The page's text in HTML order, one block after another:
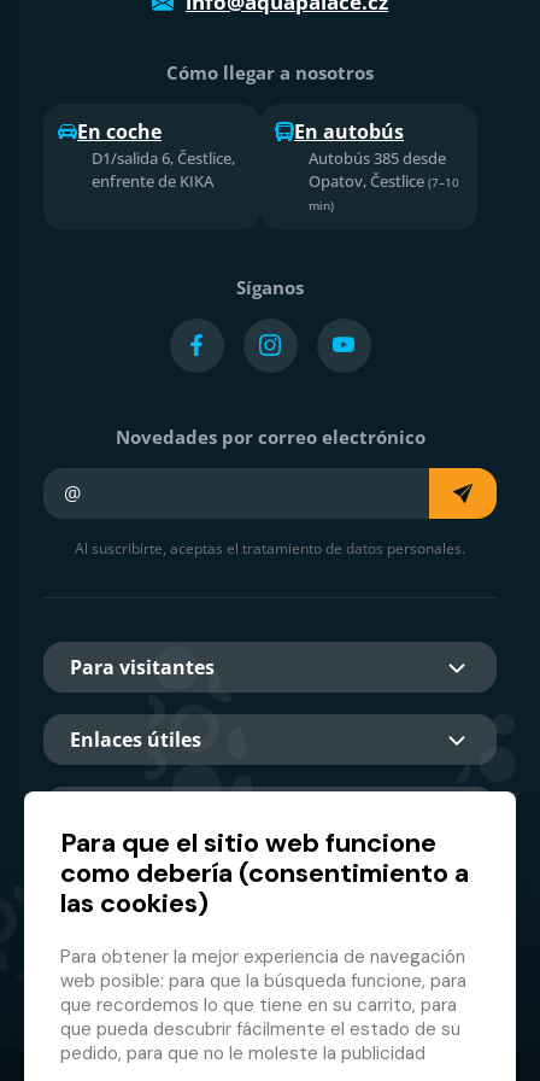
Cómo llegar a nosotros
En coche
D1/salida 6, Čestlice,
enfrente de KIKA
En autobús
Autobús 385 desde
Opatov, Čestlice (7–10
min)
Síganos
Novedades por correo electrónico
Al suscribirte, aceptas el tratamiento de datos personales.
Para visitantes
Enlaces útiles
Socio principal
Para que el sitio web funcione
como debería (consentimiento a
las cookies)
Para obtener la mejor experiencia de navegación
web posible: para que la búsqueda funcione, para
que recordemos lo que tiene en su carrito, para
que pueda descubrir fácilmente el estado de su
pedido, para que no le moleste la publicidad